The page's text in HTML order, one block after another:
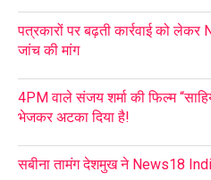
पत्रकारों पर बढ़ती कार्रवाई को
जांच की मांग
4PM वाले संजय शर्मा की फिल्म
भेजकर अटका दिया है!
सबीना तामंग देशमुख ने News18